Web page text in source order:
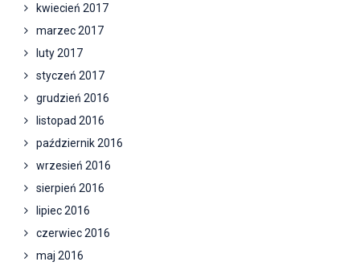
kwiecień 2017
marzec 2017
luty 2017
styczeń 2017
grudzień 2016
listopad 2016
październik 2016
wrzesień 2016
sierpień 2016
lipiec 2016
czerwiec 2016
maj 2016